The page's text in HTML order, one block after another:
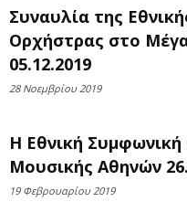
Συναυλία της
Ορχήστρας στο
05.12.2019
28 Νοεμβρίου 2019
Η Εθνική
Μουσικής Αθηνών
19 Φεβρουαρίου 2019